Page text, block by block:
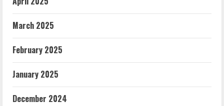
March 2025
February 2025
January 2025
December 2024